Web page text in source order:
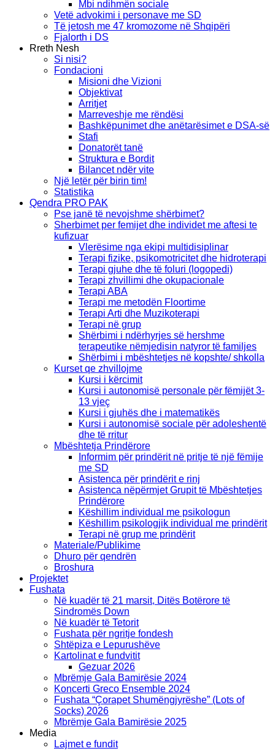
Mbi ndihmën sociale
Vetë advokimi i personave me SD
Të jetosh me 47 kromozome në Shqipëri
Fjalorth i DS
Rreth Nesh
Si nisi?
Fondacioni
Misioni dhe Vizioni
Objektivat
Arritjet
Marreveshje me rëndësi
Bashkëpunimet dhe anëtarësimet e DSA-së
Stafi
Donatorët tanë
Struktura e Bordit
Bilancet ndër vite
Një letër për birin tim!
Statistika
Qendra PRO PAK
Pse janë të nevojshme shërbimet?
Sherbimet per femijet dhe individet me aftesi te
kufizuar
Vlerësime nga ekipi multidisiplinar
Terapi fizike, psikomotricitet dhe hidroterapi
Terapi gjuhe dhe të foluri (logopedi)
Terapi zhvillimi dhe okupacionale
Terapi ABA
Terapi me metodën Floortime
Terapi Arti dhe Muzikoterapi
Terapi në grup
Shërbimi i ndërhyrjes së hershme
terapeutike nëmjedisin natyror të familjes
Shërbimi i mbështetjes në kopshte/ shkolla
Kurset qe zhvillojme
Kursi i kërcimit
Kursi i autonomisë personale për fëmijët 3-
13 vjeç
Kursi i gjuhës dhe i matematikës
Kursi i autonomisë sociale për adoleshentë
dhe të rritur
Mbështetja Prindërore
Informim për prindërit në pritje të një fëmije
me SD
Asistenca për prindërit e rinj
Asistenca nëpërmjet Grupit të Mbështetjes
Prindërore
Këshillim individual me psikologun
Këshillim psikologjik individual me prindërit
Terapi në grup me prindërit
Materiale/Publikime
Dhuro për qendrën
Broshura
Projektet
Fushata
Në kuadër të 21 marsit, Ditës Botërore të
Sindromës Down
Në kuadër të Tetorit
Fushata për ngritje fondesh
Shtëpiza e Lepurushëve
Kartolinat e fundvitit
Gezuar 2026
Mbrëmje Gala Bamirësie 2024
Koncerti Greco Ensemble 2024
Fushata “Çorapet Shumëngjyrëshe” (Lots of
Socks) 2026
Mbrëmje Gala Bamirësie 2025
Media
Lajmet e fundit